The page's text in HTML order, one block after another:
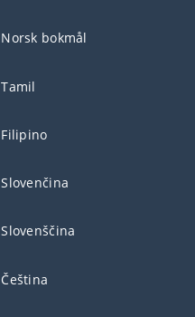
Norsk bokmål
Tamil
Filipino
Slovenčina
Slovenščina
Čeština